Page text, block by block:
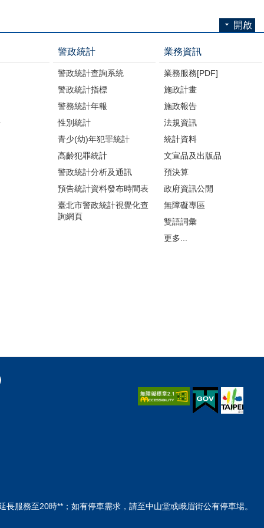
開啟
警政統計
警政統計查詢系統
警政統計指標
警務統計年報
性別統計
青少(幼)年犯罪統計
高齡犯罪統計
警政統計分析及通訊
預告統計資料發布時間表
臺北市警政統計視覺化查
詢網頁
業務資訊
業務服務[PDF]
施政計畫
施政報告
法規資訊
統計資料
文宣品及出版品
預決算
政府資訊公開
無障礙專區
雙語詞彙
更多...
服務至20時**；如有停車需求，請至中山堂或峨眉街公有停車場。